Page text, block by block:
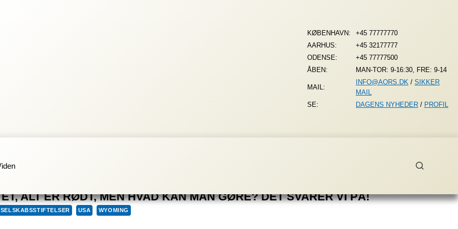
KØBENHAVN:
+45 77777770
AARHUS:
+45 32177777
ODENSE:
+45 77777500
ÅBEN:
MAN-TOR: 9-16:30, FRE: 9-14
MAIL:
INFO@AORS.DK / SIKKER
MAIL
SE:
DAGENS NYHEDER / PROFIL
ALT ER RØDT, MEN HVAD KAN MAN GØRE? DET SVARER VI PÅ!
SELSKABSSTIFTELSER USA WYOMING